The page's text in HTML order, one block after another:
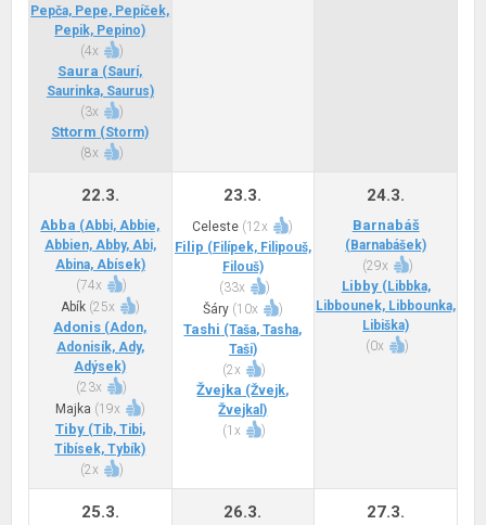
Pepča, Pepe, Pepíček,
Pepik, Pepino)
(4x )
Saura (Saurí,
Saurinka, Saurus)
(3x )
Sttorm (Storm)
(8x )
22.3.
Abba (Abbi, Abbie,
Abbien, Abby, Abi,
Abina, Abísek)
(74x
)
Abík (25x )
Adonis (Adon,
Adonisík, Ady,
Adýsek)
(23x
)
Majka (19x )
Tiby(Tib, Tibi,
Tibísek, Tybík)
(2x )
23.3.
Celeste (12x )
Filip (Filípek, Filipouš,
Filouš)
(33x
)
Šáry (10x )
Tashi (Taša, Tasha,
Taši)
(2x )
Žvejka (Žvejk,
Žvejkal)
(1x )
24.3.
Barnabáš
(Barnabášek)
(29x )
Libby(Libbka,
Libbounek, Libbounka,
Libiška)
(0x )
25.3. 26.3. 27.3.